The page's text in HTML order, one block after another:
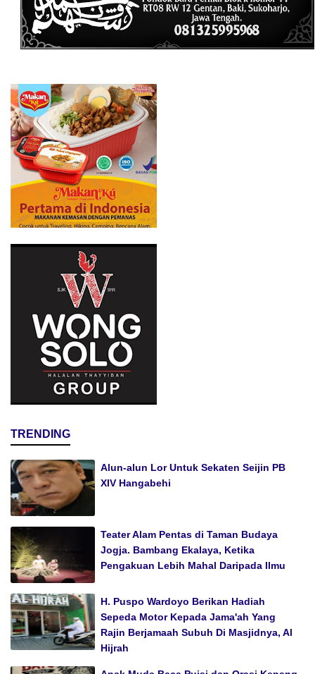
TRENDING
Alun-alun Lor Untuk Sekaten Seijin PB
XIV Hangabehi
Teater Alam Pentas di Taman Budaya
Jogja. Bambang Ekalaya, Ketika
Pengakuan Lebih Mahal Daripada Ilmu
H. Puspo Wardoyo Berikan Hadiah
Sepeda Motor Kepada Jama'ah Yang
Rajin Berjamaah Subuh Di Masjidnya, Al
Hijrah